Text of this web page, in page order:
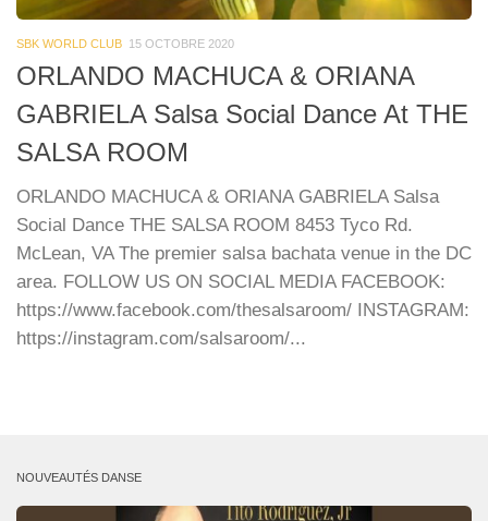
SBK WORLD CLUB 15 OCTOBRE 2020
ORLANDO MACHUCA & ORIANA
GABRIELA Salsa Social Dance At THE
SALSA ROOM
ORLANDO MACHUCA & ORIANA GABRIELA Salsa
Social Dance THE SALSA ROOM 8453 Tyco Rd.
McLean, VA The premier salsa bachata venue in the DC
area. FOLLOW US ON SOCIAL MEDIA FACEBOOK:
https://www.facebook.com/thesalsaroom/ INSTAGRAM:
https://instagram.com/salsaroom/...
NOUVEAUTÉS DANSE